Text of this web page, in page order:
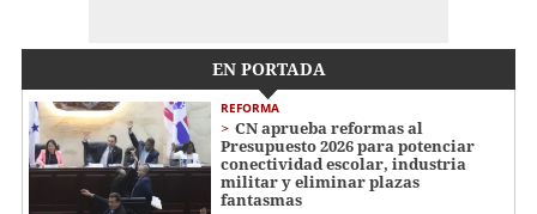
EN PORTADA
REFORMA
CN aprueba reformas al
Presupuesto 2026 para potenciar
conectividad escolar, industria
militar y eliminar plazas
fantasmas